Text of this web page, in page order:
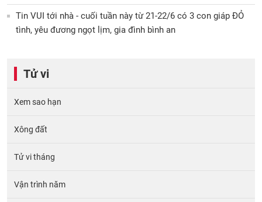
Tin VUI tới nhà - cuối tuần này từ 21-22/6 có 3 con giáp ĐỎ
tình, yêu đương ngọt lịm, gia đình bình an
Tử vi
Xem sao hạn
Xông đất
Tử vi tháng
Vận trình năm